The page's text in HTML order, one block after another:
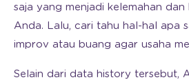
saja yang menjadi kelemahan dan
Anda. Lalu, cari tahu hal-hal apa
improv atau buang agar usaha
Selain dari data history tersebut,